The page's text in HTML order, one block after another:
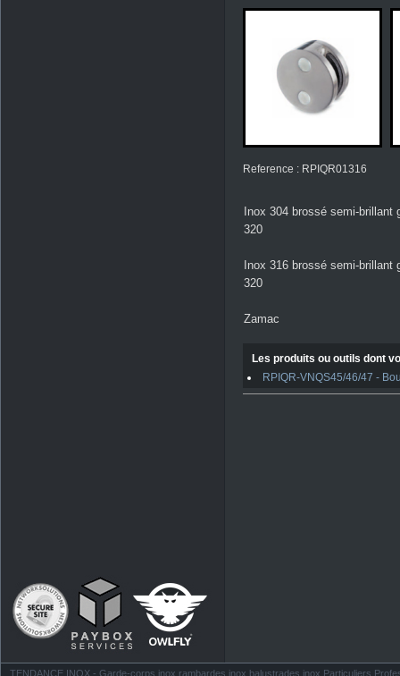
Reference : RPIQR01316
Inox 304 brossé semi-brillant
320
Inox 316 brossé semi-brillant
320
Zamac
Les produits ou outils dont
RPIQR-VNQS45/46/47 -
TENDANCE INOX - Garde-corps inox rambardes inox balustrades inox Particuliers